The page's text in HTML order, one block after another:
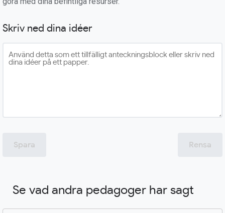
Skriv ned dina idéer
Spara Rensa
Se vad andra pedagoger har sagt